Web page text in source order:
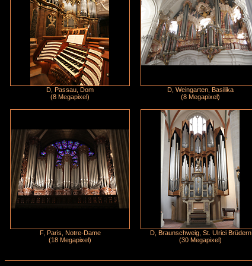
D, Passau, Dom
(8 Megapixel)
D, Weingarten, Basilika
(8 Megapixel)
F, Paris, Notre-Dame
(18 Megapixel)
D, Braunschweig, St. Ulrici Brüdern
(30 Megapixel)